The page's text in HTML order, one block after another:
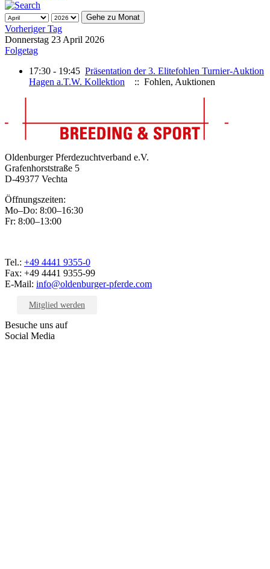
Gehe zu Monat
Vorheriger Tag
Donnerstag 23 April 2026
Folgetag
17:30 - 19:45 Präsentation der 3. Elitefohlen Turnier-Auktion
Hagen a.T.W. Kollektion
:: Fohlen, Auktionen
Oldenburger Pferdezuchtverband e.V.
Grafenhorststraße 5
D-49377 Vechta
Öffnungszeiten:
Mo–Do: 8:00–16:30
Fr: 8:00–13:00
Tel.: +49 4441 9355-0
Fax: +49 4441 9355-99
E-Mail: info@oldenburger-pferde.com
Mitglied werden
Besuche uns auf
Social Media